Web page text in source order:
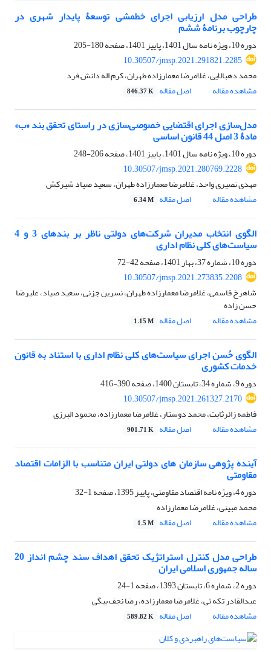
طراحی مدل ارزیابی اجرای خط‏مشی توسعۀ پایدار شهری در
چارچوب برنامۀ ششم
دوره 10، ویژه نامه سال 1401، پاییز 1401، صفحه
180-205
10.30507/jmsp.2021.291821.2285
محمد دهبالایی، غلامرضا معمارزاده طهران، کرم اله دانش فرد
مشاهده مقاله
اصل مقاله 846.37 K
مدل‌سازی اجرای اقتضایی خصوصی‌سازی در راستای تحقق بند «ب»
مادۀ 3 اصل 44 قانون اساسی
دوره 10، ویژه نامه سال 1401، پاییز 1401، صفحه
206-248
10.30507/jmsp.2021.280769.2228
مهدی نصیری واحد، غلامرضا معمارزاده طهران، سعید صیاد شیرکش
مشاهده مقاله
اصل مقاله 6.34 M
الگوی انتخاب مدیران شرکت‌های دولتی ناظر بر بندهای 3 و 4
سیاست‌های کلی نظام اداری
دوره 10، شماره 37، بهار 1401، صفحه
42-72
10.30507/jmsp.2021.273835.2208
شاهرخ قاسمی، غلامرضا معمارزاده طهران، نسرین جزنی، سعید صیاد، علیرضا
حسن زاده
مشاهده مقاله
اصل مقاله 1.15 M
الگوی حُسن اجرای سیاست‌های کلی نظام اداری با استناد به قانون
خدمات کشوری
دوره 9، شماره 34، تابستان 1400، صفحه
390-416
10.30507/jmsp.2021.261327.2170
فاطمه زائرثابت، محمد دوستار، غلامرضا معمارزاده، محمود البرزی
مشاهده مقاله
اصل مقاله 901.71 K
آینده پژوهی سازمان های دولتی ایران متناسب با الزامات اقتصاد
مقاومتی
دوره 4، ویژه نامه اقتصاد مقاومتی، پاییز 1395، صفحه
1-32
محمد مبینی، غلامرضا معمارزاده
مشاهده مقاله
اصل مقاله 1.5 M
طراحی مدل کنترل استراتژیک تحقق اهداف سند چشم انداز 20
ساله جمهوری اسلامی ایران
دوره 2، شماره 6، تابستان 1393، صفحه
1-24
عبدالقادر تکه ئی، غلامرضا معمارزاده، رضا نجف بیگی
مشاهده مقاله
اصل مقاله 589.82 K